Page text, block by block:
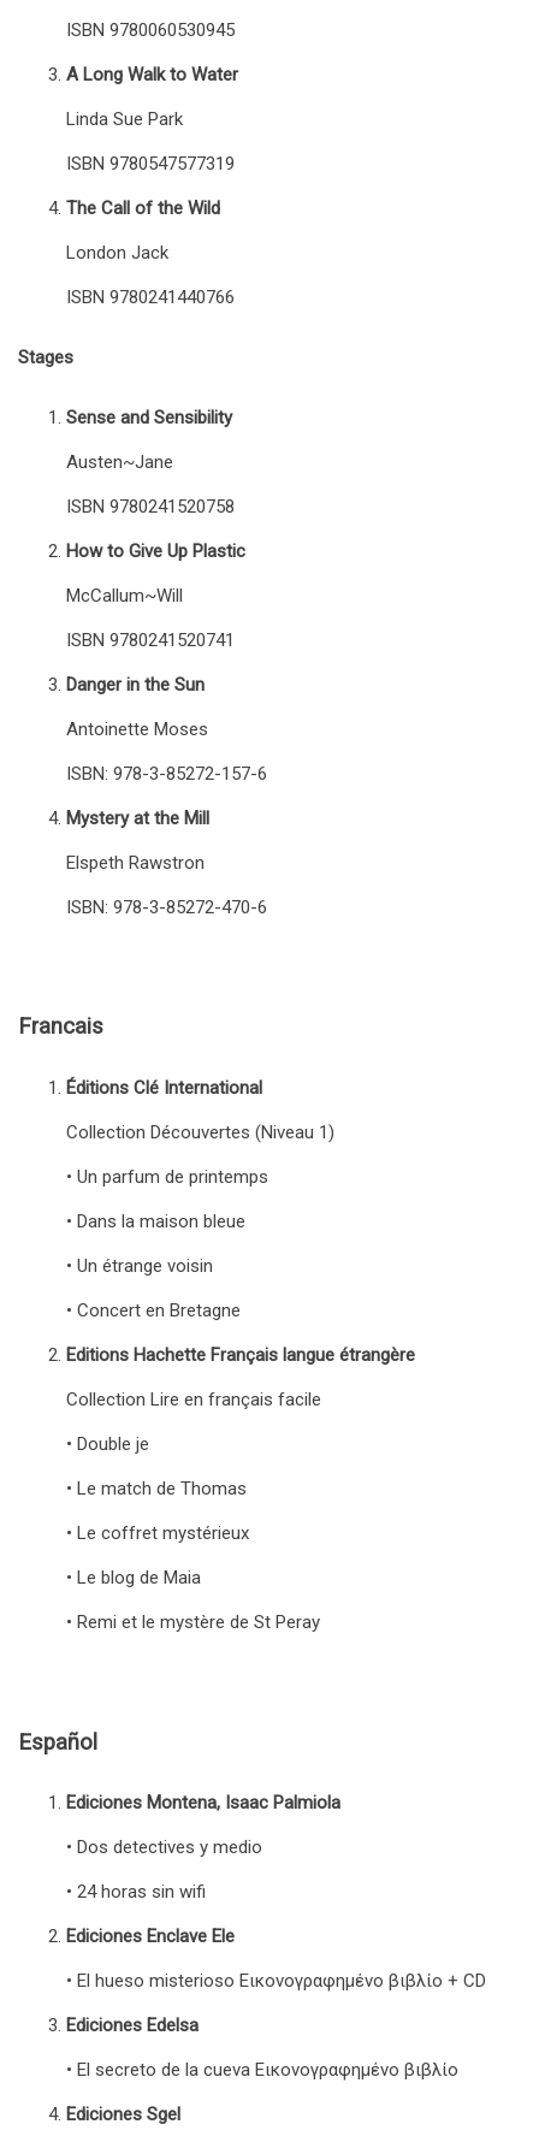
ISBN 9780060530945
A Long Walk to Water
Linda Sue Park
ISBN 9780547577319
The Call of the Wild
London Jack
ISBN 9780241440766
Stages
Sense and Sensibility
Austen~Jane
ISBN 9780241520758
How to Give Up Plastic
McCallum~Will
ISBN 9780241520741
Danger in the Sun
Antoinette Moses
ISBN: 978-3-85272-157-6
Mystery at the Mill
Elspeth Rawstron
ISBN: 978-3-85272-470-6
Francais
Éditions Clé International
Collection Découvertes (Niveau 1)
• Un parfum de printemps
• Dans la maison bleue
• Un étrange voisin
• Concert en Bretagne
Editions Hachette Français langue étrangère
Collection Lire en français facile
• Double je
• Le match de Thomas
• Le coffret mystérieux
• Le blog de Maia
• Remi et le mystère de St Peray
Español
Ediciones Montena, Isaac Palmiola
• Dos detectives y medio
• 24 horas sin wifi
Ediciones Enclave Ele
• El hueso misterioso Eικονογραφημένο βιβλίο + CD
Ediciones Edelsa
• El secreto de la cueva Εικονογραφημένο βιβλίο
Ediciones Sgel